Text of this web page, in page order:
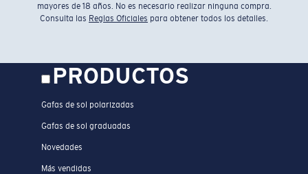
mayores de 18 años. No es necesario realizar ninguna compra.
Consulta las Reglas Oficiales para obtener todos los detalles.
PRODUCTOS
Gafas de sol polarizadas
Gafas de sol graduadas
Novedades
Más vendidas